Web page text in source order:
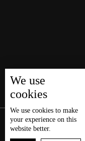
We use
cookies
We use cookies to make
your experience on this
website better.